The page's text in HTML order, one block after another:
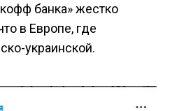
банка» жестко
в Европе, где
украинской.